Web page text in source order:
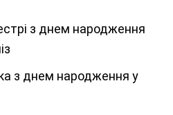
з днем народження
з днем народження у